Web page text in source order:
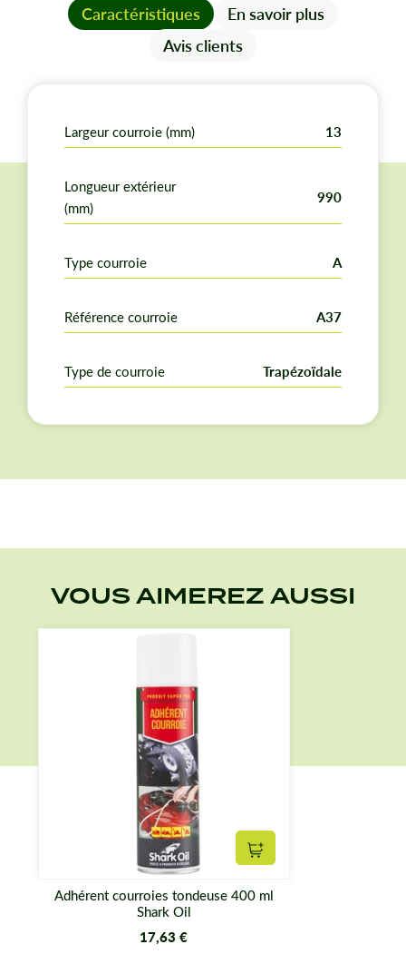
au quotidien.
Bonne tenue en service pour l’entretien courant de
Caractéristiques
En savoir plus
Avis clients
Largeur courroie (mm) 13
Longueur extérieur
(mm)
990
Type courroie A
Référence courroie A37
Type de courroie Trapézoïdale
VOUS AIMEREZ AUSSI
Ajouter au panier
Adhérent courroies tondeuse 400 ml
Shark Oil
17,63 €